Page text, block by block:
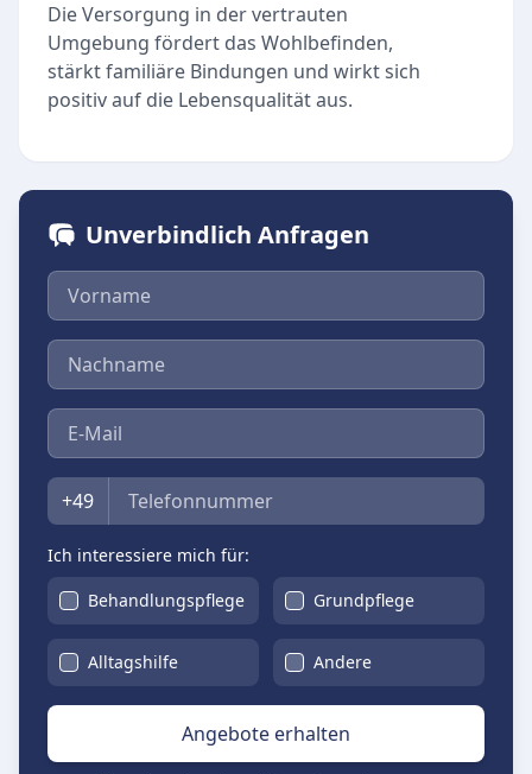
Die Versorgung in der vertrauten
Umgebung fördert das Wohlbefinden,
stärkt familiäre Bindungen und wirkt sich
positiv auf die Lebensqualität aus.
Unverbindlich Anfragen
Vorname
Nachname
E-Mail
Telefon
+49
Ich interessiere mich für:
Behandlungspflege
Grundpflege
Alltagshilfe Andere
Angebote erhalten